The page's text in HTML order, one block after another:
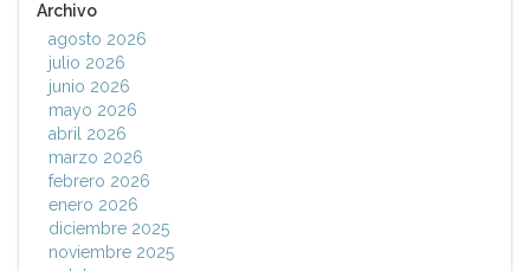
Archivo
agosto 2026
julio 2026
junio 2026
mayo 2026
abril 2026
marzo 2026
febrero 2026
enero 2026
diciembre 2025
noviembre 2025